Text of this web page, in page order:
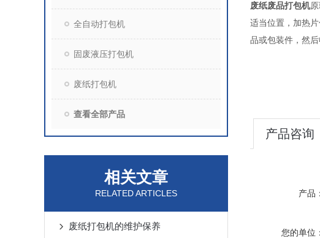
全自动打包机
固废液压打包机
废纸打包机
查看全部产品
相关文章
RELATED ARTICLES
废纸打包机的维护保养
废纸废品打包机
适当位置，加热
品或包装件，然
产品咨询
产品：
您的单位：